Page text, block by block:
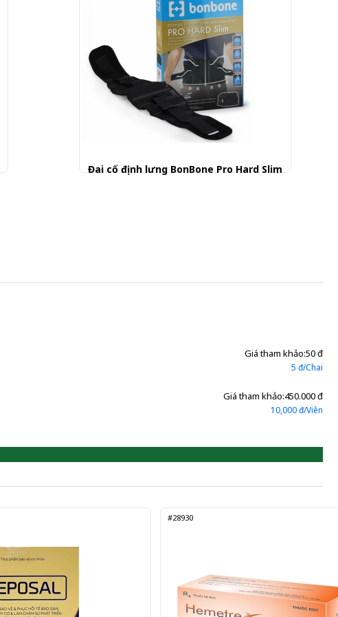
Đai cố định lưng BonBone Pro Hard Slim
Giá tham khảo:50 đ
5 đ/Chai
Giá tham khảo:450.000 đ
10,000 đ/Viên
#28930